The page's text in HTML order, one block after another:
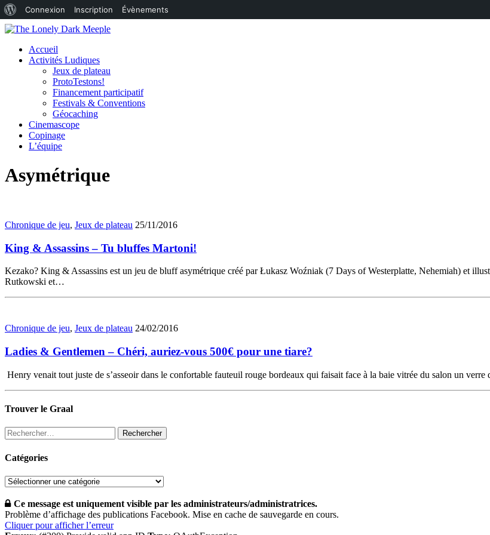
Accueil
Activités Ludiques
Jeux de plateau
ProtoTestons!
Financement participatif
Festivals & Conventions
Géocaching
Cinemascope
Copinage
L’équipe
Asymétrique
Chronique de jeu, Jeux de plateau 25/11/2016
King & Assassins – Tu bluffes Martoni!
Kezako? King & Assassins est un jeu de bluff asymétrique créé par Łukasz Woźniak (7 Days of Westerplatte, Nehemiah) et
Rutkowski et…
Chronique de jeu, Jeux de plateau 24/02/2016
Ladies & Gentlemen – Chéri, auriez-vous 500€ pour une tiare?
Henry venait tout juste de s’asseoir dans le confortable fauteuil rouge bordeaux qui faisait face à la baie vitrée du salon un
Trouver le Graal
Rechercher :
Catégories
Catégories
Ce message est uniquement visible par les administrateurs/administratrices.
Problème d’affichage des publications Facebook. Mise en cache de sauvegarde en cours.
Cliquer pour afficher l’erreur
propos
de
WordPress
Connexion Inscription Évènements